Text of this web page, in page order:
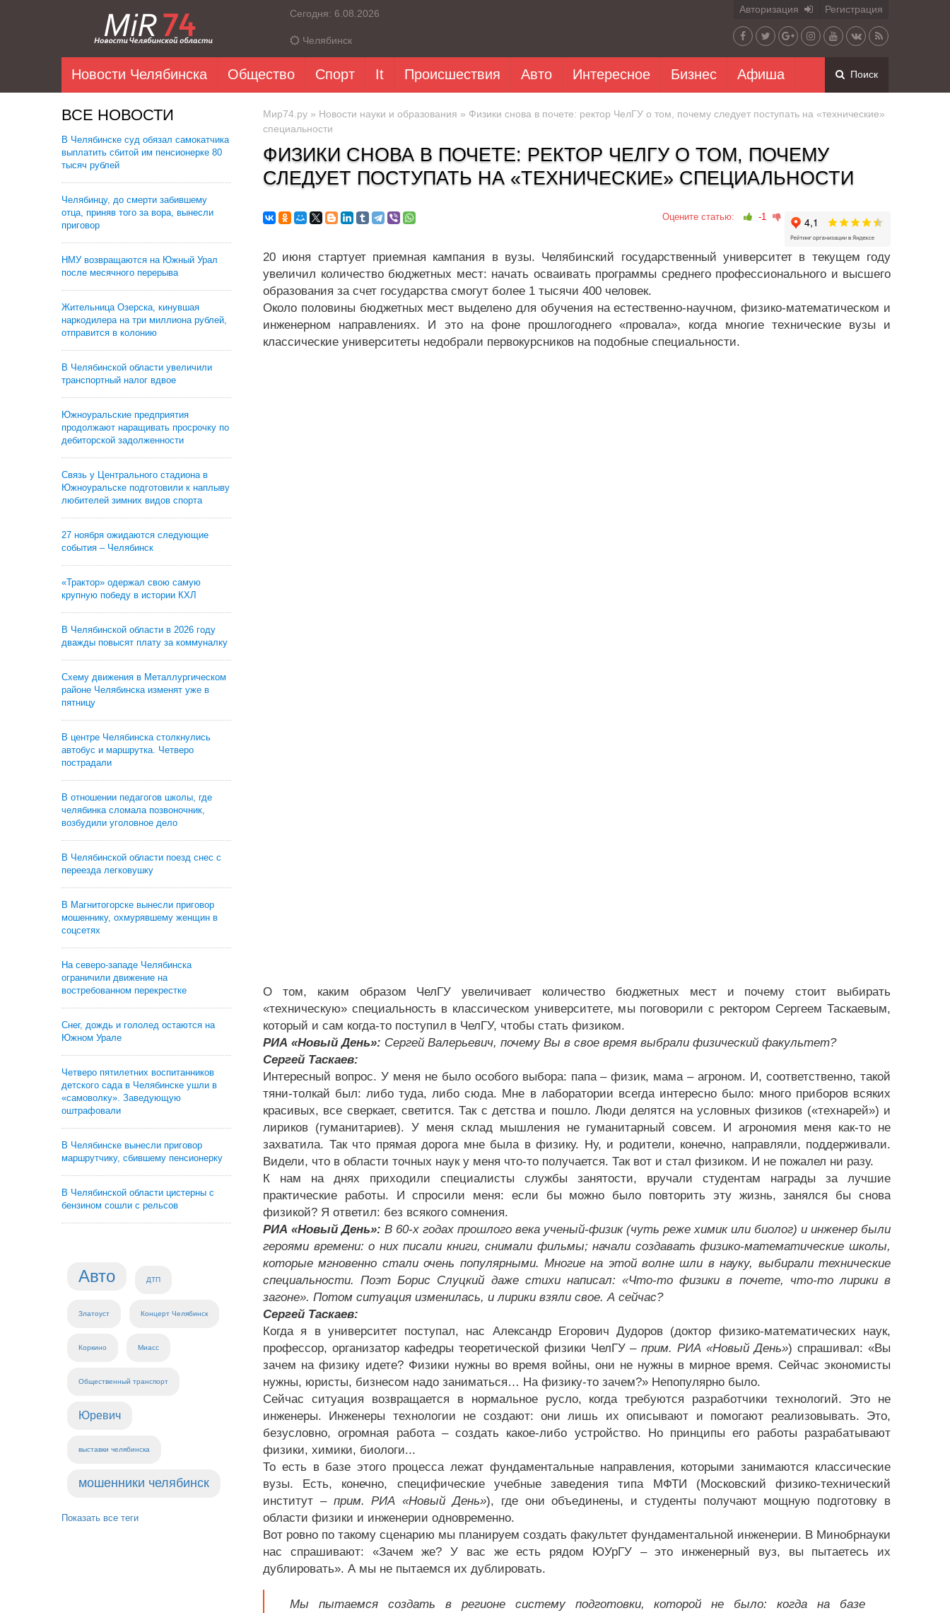
Сегодня: 6.08.2026
Челябинск
Авторизация Регистрация
Новости Челябинска Общество Спорт It Происшествия Авто Интересное Бизнес Афиша Поиск
ВСЕ НОВОСТИ
В Челябинске суд обязал самокатчика
выплатить сбитой им пенсионерке 80
тысяч рублей
Челябинцу, до смерти забившему
отца, приняв того за вора, вынесли
приговор
НМУ возвращаются на Южный Урал
после месячного перерыва
Жительница Озерска, кинувшая
наркодилера на три миллиона рублей,
отправится в колонию
В Челябинской области увеличили
транспортный налог вдвое
Южноуральские предприятия
продолжают наращивать просрочку по
дебиторской задолженности
Связь у Центрального стадиона в
Южноуральске подготовили к наплыву
любителей зимних видов спорта
27 ноября ожидаются следующие
события – Челябинск
«Трактор» одержал свою самую
крупную победу в истории КХЛ
В Челябинской области в 2026 году
дважды повысят плату за коммуналку
Схему движения в Металлургическом
районе Челябинска изменят уже в
пятницу
В центре Челябинска столкнулись
автобус и маршрутка. Четверо
пострадали
В отношении педагогов школы, где
челябинка сломала позвоночник,
возбудили уголовное дело
В Челябинской области поезд снес с
переезда легковушку
В Магнитогорске вынесли приговор
мошеннику, охмурявшему женщин в
соцсетях
На северо-западе Челябинска
ограничили движение на
востребованном перекрестке
Снег, дождь и гололед остаются на
Южном Урале
Четверо пятилетних воспитанников
детского сада в Челябинске ушли в
«самоволку». Заведующую
оштрафовали
В Челябинске вынесли приговор
маршрутчику, сбившему пенсионерку
В Челябинской области цистерны с
бензином сошли с рельсов
Авто ДТП
Златоуст Концерт Челябинск
Коркино Миасс
Общественный транспорт
Юревич
выставки челябинска
мошенники челябинск
Показать все теги
Мир74.ру » Новости науки и образования » Физики снова в почете: ректор ЧелГУ о том, почему следует поступать на «технические»
специальности
ФИЗИКИ СНОВА В ПОЧЕТЕ: РЕКТОР ЧЕЛГУ О ТОМ, ПОЧЕМУ
СЛЕДУЕТ ПОСТУПАТЬ НА «ТЕХНИЧЕСКИЕ» СПЕЦИАЛЬНОСТИ
Оцените статью: -1
20 июня стартует приемная кампания в вузы. Челябинский государственный университет в текущем году
увеличил количество бюджетных мест: начать осваивать программы среднего профессионального и высшего
образования за счет государства смогут более 1 тысячи 400 человек.
Около половины бюджетных мест выделено для обучения на естественно-научном, физико-математическом и
инженерном направлениях. И это на фоне прошлогоднего «провала», когда многие технические вузы и
классические университеты недобрали первокурсников на подобные специальности.
О том, каким образом ЧелГУ увеличивает количество бюджетных мест и почему стоит выбирать
«техническую» специальность в классическом университете, мы поговорили с ректором Сергеем Таскаевым,
который и сам когда-то поступил в ЧелГУ, чтобы стать физиком.
РИА «Новый День»: Сергей Валерьевич, почему Вы в свое время выбрали физический факультет?
Сергей Таскаев:
Интересный вопрос. У меня не было особого выбора: папа – физик, мама – агроном. И, соответственно, такой
тяни-толкай был: либо туда, либо сюда. Мне в лаборатории всегда интересно было: много приборов всяких
красивых, все сверкает, светится. Так с детства и пошло. Люди делятся на условных физиков («технарей») и
лириков (гуманитариев). У меня склад мышления не гуманитарный совсем. И агрономия меня как-то не
захватила. Так что прямая дорога мне была в физику. Ну, и родители, конечно, направляли, поддерживали.
Видели, что в области точных наук у меня что-то получается. Так вот и стал физиком. И не пожалел ни разу.
К нам на днях приходили специалисты службы занятости, вручали студентам награды за лучшие
практические работы. И спросили меня: если бы можно было повторить эту жизнь, занялся бы снова
физикой? Я ответил: без всякого сомнения.
РИА «Новый День»: В 60-х годах прошлого века ученый-физик (чуть реже химик или биолог) и инженер были
героями времени: о них писали книги, снимали фильмы; начали создавать физико-математические школы,
которые мгновенно стали очень популярными. Многие на этой волне шли в науку, выбирали технические
специальности. Поэт Борис Слуцкий даже стихи написал: «Что-то физики в почете, что-то лирики в
загоне». Потом ситуация изменилась, и лирики взяли свое. А сейчас?
Сергей Таскаев:
Когда я в университет поступал, нас Александр Егорович Дудоров (доктор физико-математических наук,
профессор, организатор кафедры теоретической физики ЧелГУ –прим. РИА «Новый День») спрашивал: «Вы
зачем на физику идете? Физики нужны во время войны, они не нужны в мирное время. Сейчас экономисты
нужны, юристы, бизнесом надо заниматься… На физику-то зачем?» Непопулярно было.
Сейчас ситуация возвращается в нормальное русло, когда требуются разработчики технологий. Это не
инженеры. Инженеры технологии не создают: они лишь их описывают и помогают реализовывать. Это,
безусловно, огромная работа – создать какое-либо устройство. Но принципы его работы разрабатывают
физики, химики, биологи...
То есть в базе этого процесса лежат фундаментальные направления, которыми занимаются классические
вузы. Есть, конечно, специфические учебные заведения типа МФТИ (Московский физико-технический
институт – прим. РИА «Новый День»), где они объединены, и студенты получают мощную подготовку в
области физики и инженерии одновременно.
Вот ровно по такому сценарию мы планируем создать факультет фундаментальной инженерии. В Минобрнауки
нас спрашивают: «Зачем же? У вас же есть рядом ЮУрГУ – это инженерный вуз, вы пытаетесь их
дублировать». А мы не пытаемся их дублировать.
Мы пытаемся создать в регионе систему подготовки, которой не было: когда на базе